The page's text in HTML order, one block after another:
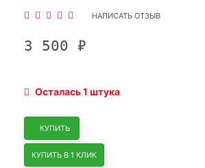
НАПИСАТЬ ОТЗЫВ
3 500 ₽
Осталась 1 штука
КУПИТЬ
КУПИТЬ В 1 КЛИК